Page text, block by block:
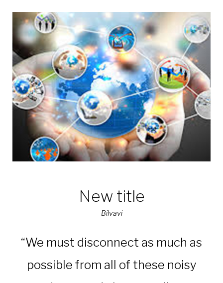
New title
Bilvavi
“We must disconnect as much as
possible from all of these noisy